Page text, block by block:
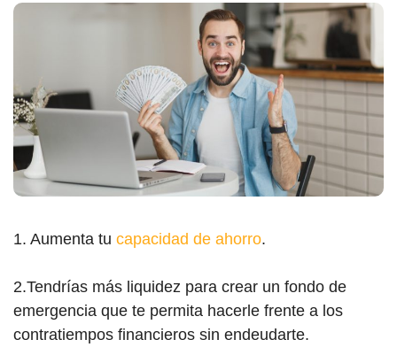
1. Aumenta tu capacidad de ahorro.
2.Tendrías más liquidez para crear un fondo de
emergencia que te permita hacerle frente a los
contratiempos financieros sin endeudarte.